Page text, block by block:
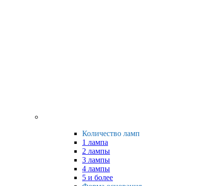
Количество ламп
1 лампа
2 лампы
3 лампы
4 лампы
5 и более